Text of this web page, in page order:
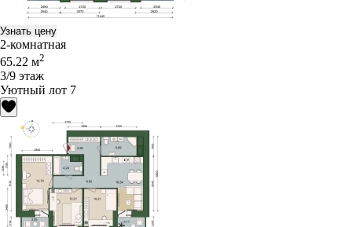
Узнать цену
2-комнатная
65.22 м2
3/9 этаж
Уютный лот 7